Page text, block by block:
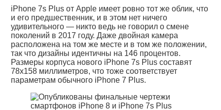
iPhone 7s Plus от Apple имеет ровно тот же облик, что
и его предшественник, и в этом нет ничего
удивительного — никто ведь не говорил о смене
поколений в 2017 году. Даже двойная камера
расположена на том же месте и в том же положении,
так что дизайны идентичны на 146 процентов.
Размеры корпуса нового iPhone 7s Plus составят
78х158 миллиметров, что тоже соответствует
параметрам обычного iPhone 7 Plus.